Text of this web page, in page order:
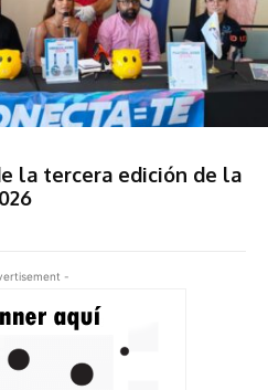
la tercera edición de la
-